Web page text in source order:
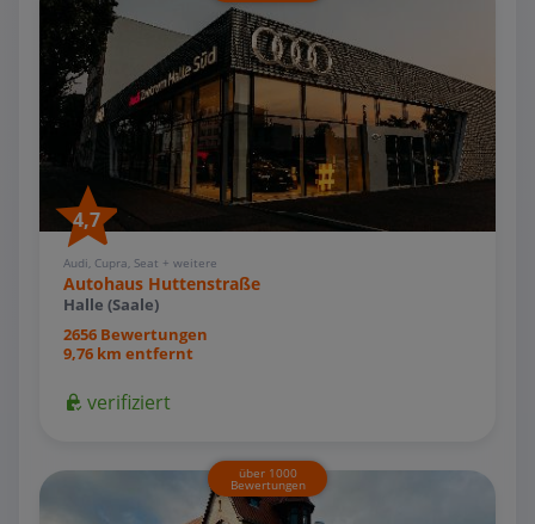
4,7
Audi, Cupra, Seat + weitere
Autohaus Huttenstraße
Halle (Saale)
2656 Bewertungen
9,76 km entfernt
verifiziert
über 1000
Bewertungen